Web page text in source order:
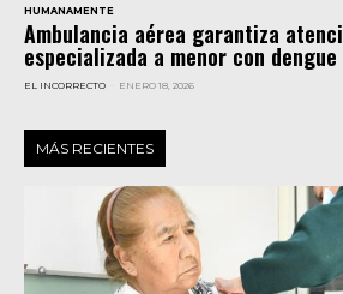
HUMANAMENTE
Ambulancia aérea garantiza
especializada a menor con dengue
EL INCORRECTO ENERO 18, 2026
MÁS RECIENTES